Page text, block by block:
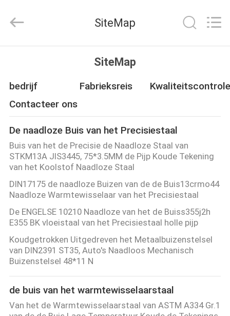
PRODUCTEN
ONGEVEER
DE
V.S.
FABRIEKSREIS
KWALITEITSCONTROLE
CONTACTEER
ONS
VERZOEK
Joyruns
Steel
All
SiteMap
SiteMap
bedrijf Fabrieksreis
Contacteer ons
De naadloze Buis van het Precisiestaal
Buis van het de Precisie de Naadloze Staal van
STKM13A JIS3445, 75*3.5MM de Pijp Koude Tekening
van het Koolstof Naadloze Staal
DIN17175 de naadloze Buizen van de de Buis13crmo44
Naadloze Warmtewisselaar van het Precisiestaal
De ENGELSE 10210 Naadloze van het de Buiss355j2h
E355 BK vloeistaal van het Precisiestaal holle pijp
Koudgetrokken Uitgedreven het Metaalbuizenstelsel
van DIN2391 ST35, Auto's Naadloos Mechanisch
Buizenstelsel 48*11 N
de buis van het warmtewisselaarstaal
Van het de Warmtewisselaarstaal van ASTM A334 Gr.1